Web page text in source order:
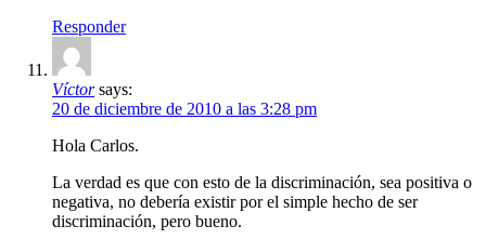
Responder
Víctor says:
20 de diciembre de 2010 a las 3:28 pm
Hola Carlos.
La verdad es que con esto de la discriminación, sea positiva o
negativa, no debería existir por el simple hecho de ser
discriminación, pero bueno.